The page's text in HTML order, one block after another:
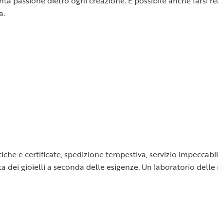
e certificate, spedizione tempestiva, servizio
dei gioielli a seconda delle esigenze. Un laboratorio